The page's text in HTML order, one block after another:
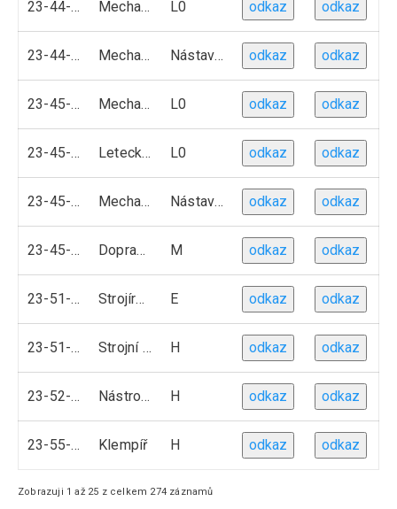
23-44-L01 Mechanik strojů a zařízení L0 odkaz odkaz
23-44-L51 Mechanik strojů a zařízení Nástavbové studium odkaz odkaz
23-45-L01 Mechanik seřizovač L0 odkaz odkaz
23-45-L02 Letecky mechanik L0 odkaz odkaz
23-45-L51 Mechanik seřizovač Nástavbové studium odkaz odkaz
23-45-M01 Dopravní prostředky M odkaz odkaz
23-51-E01 Strojírenské práce E odkaz odkaz
23-51-H01 Strojní mechanik H odkaz odkaz
23-52-H01 Nástrojář H odkaz odkaz
23-55-H01 Klempíř H odkaz odkaz
Zobrazuji 1 až 25 z celkem 274 záznamů